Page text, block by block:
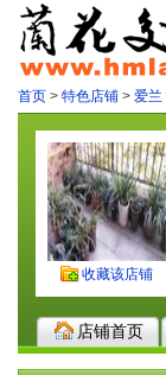
首页 > 特色店铺 > 爱兰
收藏该店铺
店铺首页